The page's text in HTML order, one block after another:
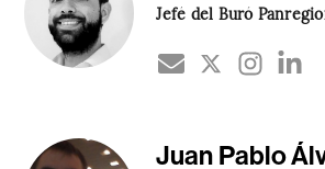
Jefé del Buró
Juan Pablo